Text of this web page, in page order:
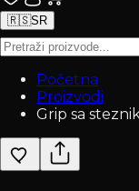
🇷🇸SR
Početna
Proizvodi
Grip sa